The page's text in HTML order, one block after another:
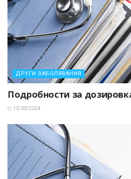
ДРУГИ ЗАБОЛЯВАНИЯ
Подробности за
13/03/2024